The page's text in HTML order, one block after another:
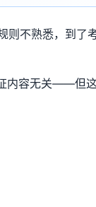
则不熟悉，到了
内容无关——但